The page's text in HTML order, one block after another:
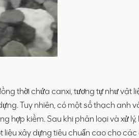
thời chứa canxi, tương tự như vật
Tuy nhiên, có một số thạch anh
hợp kiềm. Sau khi phân loại và xử lý,
liệu xây dựng tiêu chuẩn cao cho các